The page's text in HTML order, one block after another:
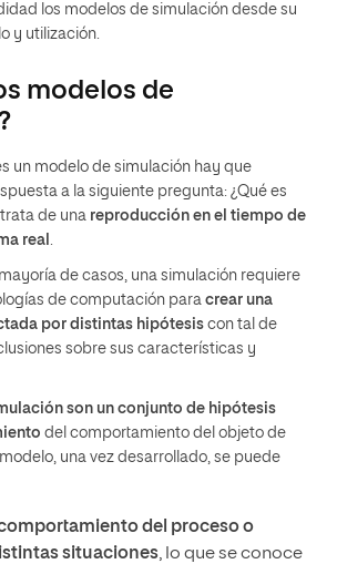
los modelos de simulación desde su
y utilización.
modelos de
un modelo de simulación hay que
a la siguiente pregunta: ¿Qué es
de una reproducción en el tiempo de
real
de casos, una simulación requiere
de computación para crear una
por distintas hipótesis con tal de
sobre sus características y
son un conjunto de hipótesis
del comportamiento del objeto de
una vez desarrollado, se puede
del proceso o
situaciones, lo que se conoce